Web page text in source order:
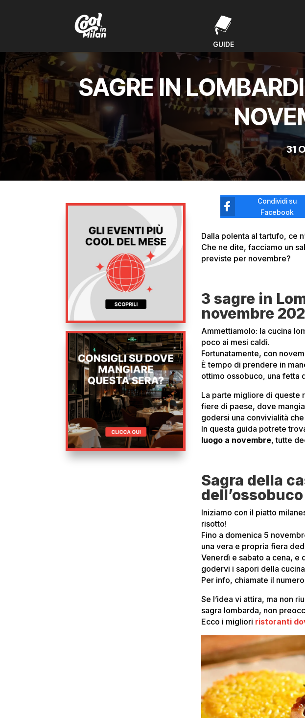
GUIDE
SAGRE IN
31
Condividi su
Facebook
Dalla polenta al tartufo, ce
Che ne dite, facciamo un
previste per novembre?
3 sagre in
novembre
Ammettiamolo: la cucina
poco ai mesi caldi.
Fortunatamente, con
È tempo di prendere in
ottimo ossobuco, una fetta
La parte migliore di queste
fiere di paese, dove
godersi una convivialità
In questa guida potrete
luogo a novembre, tutte
Sagra della
dell’ossobuco
Iniziamo con il piatto
risotto!
Fino a domenica 5
una vera e propria fiera
Venerdì e sabato a cena, e
godervi i sapori della
Per info, chiamate il
Se l’idea vi attira, ma non
sagra lombarda, non
Ecco i migliori ristoranti